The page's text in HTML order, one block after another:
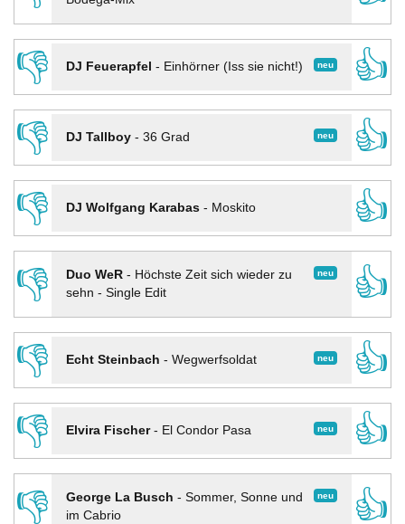
👎
neu
DJ Feuerapfel - Einhörner (Iss sie nicht!)
👍
👎
neu
DJ Tallboy- 36 Grad
👍
👎
DJ Wolfgang Karabas- Moskito
👍
👎
neu
Duo WeR- Höchste Zeit sich wieder zu
sehn - Single Edit
👍
👎
neu
Echt Steinbach - Wegwerfsoldat
👍
👎
neu
Elvira Fischer- El Condor Pasa
👍
👎
neu
George La Busch - Sommer, Sonne und
im Cabrio
👍